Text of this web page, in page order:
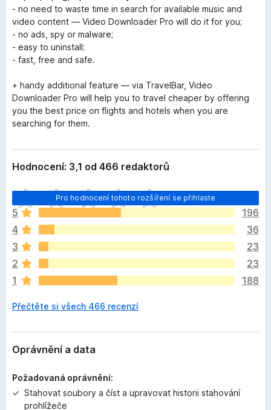
- no need to waste time in search for available music and
video content — Video Downloader Pro will do it for you;
- no ads, spy or malware;
- easy to uninstall;
- fast, free and safe.
+ handy additional feature — via TravelBar, Video
Downloader Pro will help you to travel cheaper by offering
you the best price on flights and hotels when you are
searching for them.
Hodnocení: 3,1 od 466 redaktorů
Pro hodnocení tohoto rozšíření se přihlaste
Z
a
t
í
m
n
e
h
d
o
c
n
5
196
4
36
3
23
2
23
1
188
Přečtěte si všech 466 recenzí
Oprávnění a data
Požadovaná oprávnění:
Stahovat soubory a číst a upravovat historii stahování
prohlížeče